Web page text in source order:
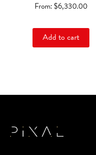
From:$6,330.00
Add to cart